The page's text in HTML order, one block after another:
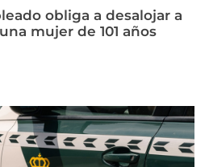
obliga a desalojar a
mujer de 101 años